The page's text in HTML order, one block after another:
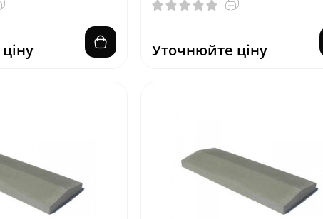
Уточнюйте ціну